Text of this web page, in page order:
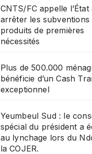
CNTS/FC appelle l’État
arrêter les subventions
produits de premières
nécessités
Plus de 500.000
bénéficie d’un Cash
exceptionnel
Yeumbeul Sud : le
spécial du président a
au lynchage lors du
la COJER.